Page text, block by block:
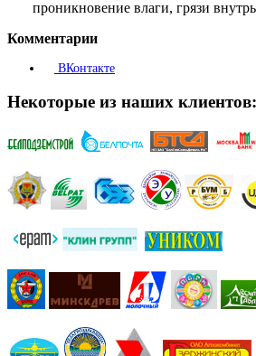
проникновение влаги, грязи
Комментарии
ВКонтакте
Некоторые из наших клиентов: